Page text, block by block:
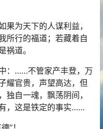
果为天下的人谋利益，
所行的福道；若藏着自
祸道。
：……不管家产丰登，万
耀官贵，声望高达，但
独自一魂，飘荡阴间，
，这是铁定的事实……